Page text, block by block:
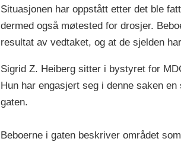
Situasjonen har oppstått etter det ble
dermed også møtested for drosjer.
resultat av vedtaket, og at de sjelden
Sigrid Z. Heiberg sitter i bystyret for
Hun har engasjert seg i denne saken
gaten.
Beboerne i gaten beskriver området